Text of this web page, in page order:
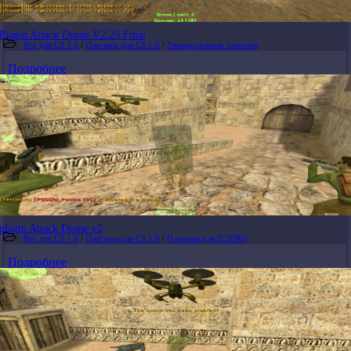
Plagin Attack Drone V2.25 Final
Все для CS 1.6 / Плагины для CS 1.6 / Универсальные плагины
Подробнее
plagin Attack Drone v2
Все для CS 1.6 / Плагины для CS 1.6 / Плагины для [CSDM]
Подробнее